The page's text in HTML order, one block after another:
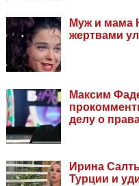
Муж и мама
жертвами
Максим
делу о
Ирина
Турции и